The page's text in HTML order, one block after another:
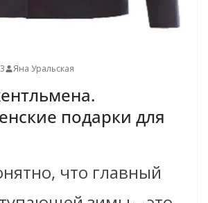
Яна Уральская
подарки для
что главный